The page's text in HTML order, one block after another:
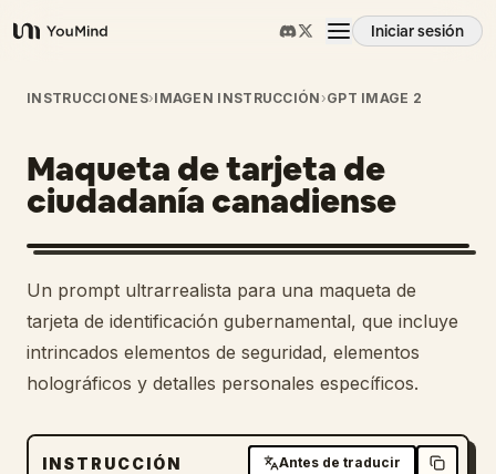
YouMind
Iniciar sesión
Resumen
Casos de uso
Habilidades
Prompts
Precios
Descargar
INSTRUCCIONES›IMAGEN INSTRUCCIÓN ›GPT IMAGE 2
Maqueta de tarjeta de
ciudadanía canadiense
Un prompt ultrarrealista para una maqueta de
tarjeta de identificación gubernamental, que incluye
intrincados elementos de seguridad, elementos
holográficos y detalles personales específicos.
INSTRUCCIÓN Antes de traducir